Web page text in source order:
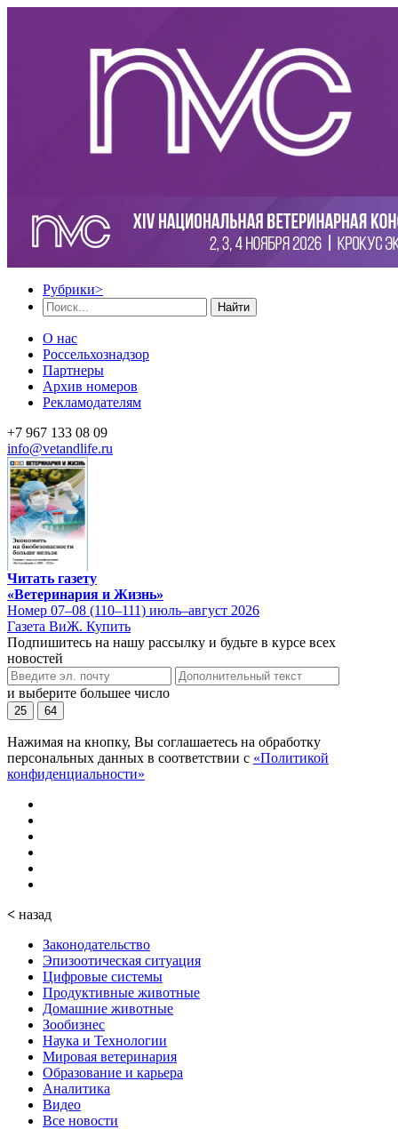
Рубрики>
Найти
О нас
Россельхознадзор
Партнеры
Архив номеров
Рекламодателям
+7 967 133 08 09
info@vetandlife.ru
Читать газету
«Ветеринария и Жизнь»
Номер 07–08 (110–111) июль–август 2026
Газета ВиЖ. Купить
Подпишитесь на нашу рассылку и будьте в курсе всех
новостей
и выберите большее число
25 64
Нажимая на кнопку, Вы соглашаетесь на обработку
персональных данных в соответствии с «Политикой
конфиденциальности»
< назад
Законодательство
Эпизоотическая ситуация
Цифровые системы
Продуктивные животные
Домашние животные
Зообизнес
Наука и Технологии
Мировая ветеринария
Образование и карьера
Аналитика
Видео
Все новости